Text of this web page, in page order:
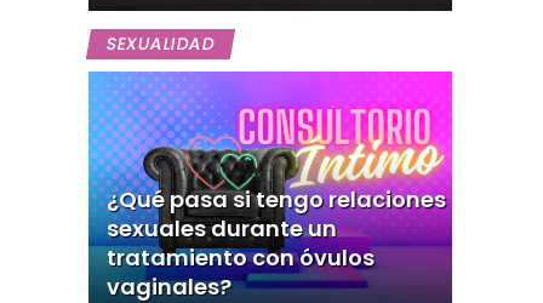
SEXUALIDAD
¿Qué pasa si tengo relaciones
sexuales durante un
tratamiento con óvulos
vaginales?